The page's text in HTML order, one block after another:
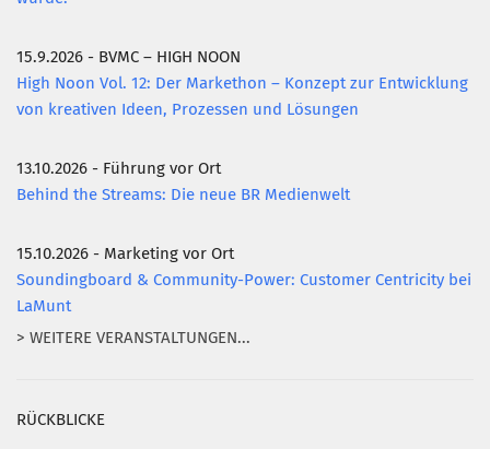
15.9.2026 - BVMC – HIGH NOON
High Noon Vol. 12: Der Markethon – Konzept zur Entwicklung
von kreativen Ideen, Prozessen und Lösungen
13.10.2026 - Führung vor Ort
Behind the Streams: Die neue BR Medienwelt
15.10.2026 - Marketing vor Ort
Soundingboard & Community-Power: Customer Centricity bei
LaMunt
> WEITERE VERANSTALTUNGEN...
RÜCKBLICKE